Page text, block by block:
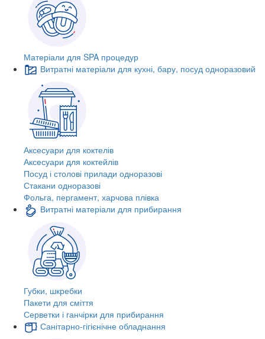
Матеріали для SPA процедур
Витратні матеріали для кухні, бару, посуд одноразовий
Аксесуари для коктелів
Аксесуари для коктейлів
Посуд і столові прилади одноразові
Стакани одноразові
Фольга, пергамент, харчова плівка
Витратні матеріали для прибирання
Губки, шкребки
Пакети для сміття
Серветки і ганчірки для прибирання
Санітарно-гігієнічне обладнання